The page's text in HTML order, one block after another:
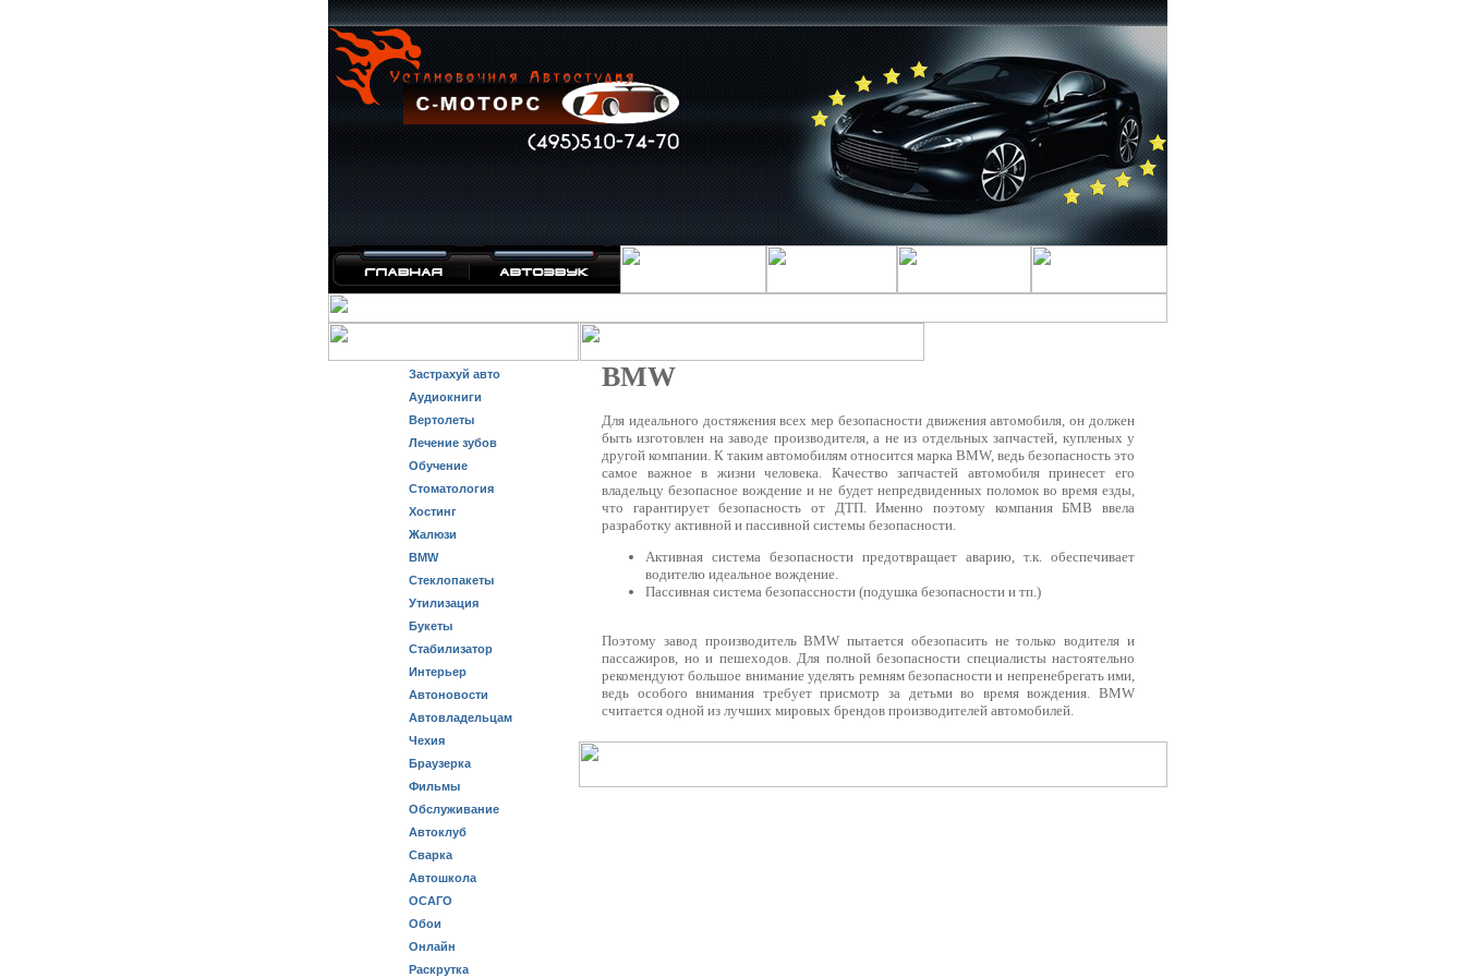
Застрахуй авто
Аудиокниги
Вертолеты
Лечение зубов
Обучение
Стоматология
Хостинг
Жалюзи
BMW
Стеклопакеты
Утилизация
Букеты
Стабилизатор
Интерьер
Автоновости
Автовладельцам
Чехия
Браузерка
Фильмы
Обслуживание
Автоклуб
Сварка
Автошкола
ОСАГО
Обои
Онлайн
Раскрутка
BMW
Для идеального достяжения всех мер безопасности движения автомобиля, он должен
быть изготовлен на заводе производителя, а не из отдельных запчастей, купленых у
другой компании. К таким автомобилям относится марка BMW, ведь безопасность это
самое важное в жизни человека. Качество запчастей автомобиля принесет его
владельцу безопасное вождение и не будет непредвиденных поломок во время езды,
что гарантирует безопасность от ДТП. Именно поэтому компания БМВ ввела
разработку активной и пассивной системы безопасности.
Активная система безопасности предотвращает аварию, т.к. обеспечивает
водителю идеальное вождение.
Пассивная система безопассности (подушка безопасности и тп.)
Поэтому завод производитель BMW пытается обезопасить не только водителя и
пассажиров, но и пешеходов. Для полной безопасности специалисты настоятельно
рекомендуют большое внимание уделять ремням безопасности и непренебрегать ими,
ведь особого внимания требует присмотр за детьми во время вождения. BMW
считается одной из лучших мировых брендов производителей автомобилей.